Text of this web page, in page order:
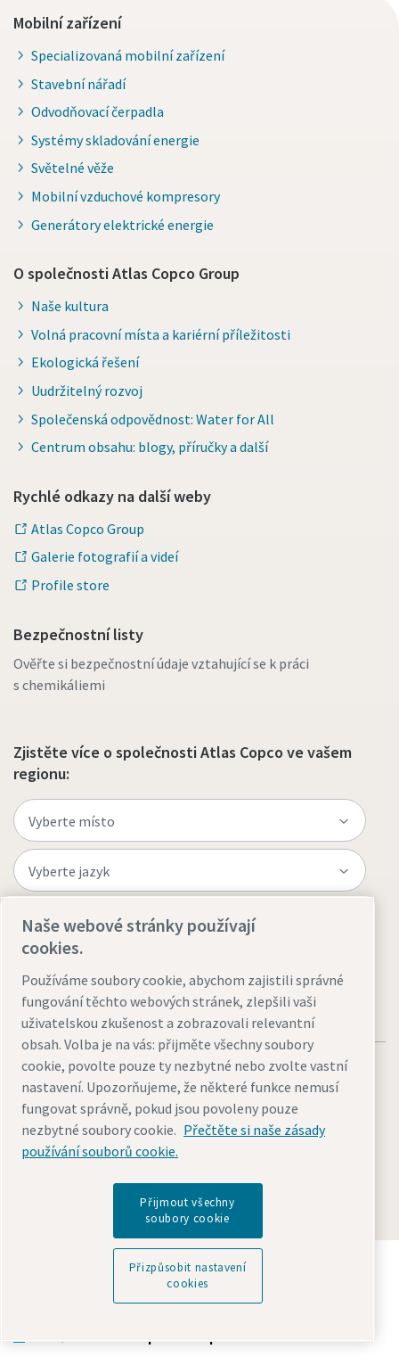
Mobilní zařízení
Specializovaná mobilní zařízení
Stavební nářadí
Odvodňovací čerpadla
Systémy skladování energie
Světelné věže
Mobilní vzduchové kompresory
Generátory elektrické energie
O společnosti Atlas Copco Group
Naše kultura
Volná pracovní místa a kariérní příležitosti
Ekologická řešení
Uudržitelný rozvoj
Společenská odpovědnost: Water for All
Centrum obsahu: blogy, příručky a další
Rychlé odkazy na další weby
Atlas Copco Group
Galerie fotografií a videí
Profile store
Bezpečnostní listy
Ověřte si bezpečnostní údaje vztahující se k práci
s chemikáliemi
Zjistěte více o společnosti Atlas Copco ve vašem
regionu:
Navštivte web
Právní upozornění a oznámení o ochraně osobních údajů
Přizpůsobit nastavení cookies
Objevte, jak skupina Atlas Copco Group podporuje
technologie, které tvoří budoucnost.
Navštivte webové stránky Atlas Copco Group
Naše webové stránky používají
cookies.
Používáme soubory cookie, abychom zajistili správné
fungování těchto webových stránek, zlepšili vaši
uživatelskou zkušenost a zobrazovali relevantní
obsah. Volba je na vás: přijměte všechny soubory
cookie, povolte pouze ty nezbytné nebo zvolte vastní
nastavení. Upozorňujeme, že některé funkce nemusí
fungovat správně, pokud jsou povoleny pouze
nezbytné soubory cookie. Přečtěte si naše zásady
používání souborů cookie.
Přijmout všechny
soubory cookie
Přizpůsobit nastavení
cookies